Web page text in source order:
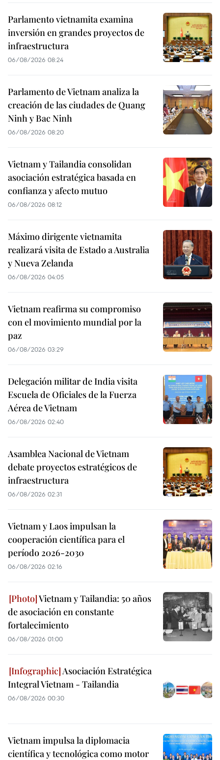
Parlamento vietnamita examina
inversión en grandes proyectos de
infraestructura
06/08/2026 08:24
Parlamento de Vietnam analiza la
creación de las ciudades de Quang
Ninh y Bac Ninh
06/08/2026 08:20
Vietnam y Tailandia consolidan
asociación estratégica basada en
confianza y afecto mutuo
06/08/2026 08:12
Máximo dirigente vietnamita
realizará visita de Estado a Australia
y Nueva Zelanda
06/08/2026 04:05
Vietnam reafirma su compromiso
con el movimiento mundial por la
paz
06/08/2026 03:29
Delegación militar de India visita
Escuela de Oficiales de la Fuerza
Aérea de Vietnam
06/08/2026 02:40
Asamblea Nacional de Vietnam
debate proyectos estratégicos de
infraestructura
06/08/2026 02:31
Vietnam y Laos impulsan la
cooperación científica para el
período 2026-2030
06/08/2026 02:16
Vietnam y Tailandia: 50 años
de asociación en constante
fortalecimiento
06/08/2026 01:00
Asociación Estratégica
Integral Vietnam - Tailandia
06/08/2026 00:30
Vietnam impulsa la diplomacia
científica y tecnológica como motor